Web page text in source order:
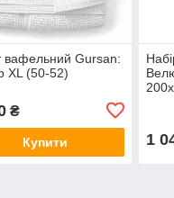
вафельний Gursan:
XL (50-52)
₴
Купити 1